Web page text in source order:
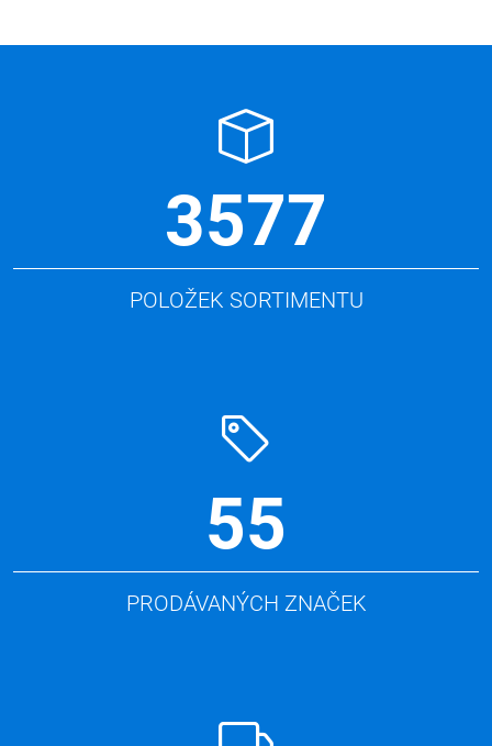
3577
POLOŽEK SORTIMENTU
55
PRODÁVANÝCH ZNAČEK